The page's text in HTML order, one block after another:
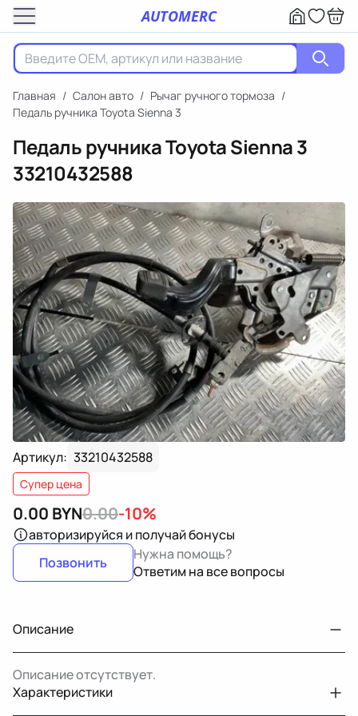
AUTOMERC
Главная / Салон авто / Рычаг ручного тормоза /
Педаль ручника Toyota Sienna 3
Педаль ручника Toyota Sienna 3
33210432588
Артикул: 33210432588
Супер цена
0.00 BYN0.00-10%
авторизируйся и получай бонусы
Позвонить
Нужна помощь?
Ответим на все вопросы
Описание
Описание отсутствует.
Характеристики